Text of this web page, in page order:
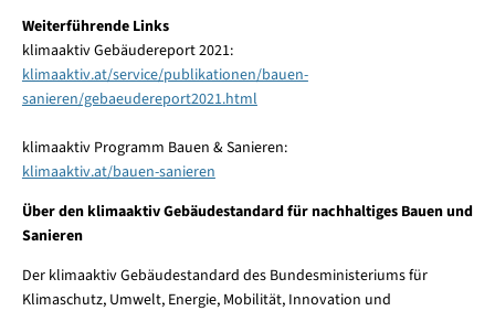
Weiterführende Links
klimaaktiv Gebäudereport 2021:
klimaaktiv.at/service/publikationen/bauen-
sanieren/gebaeudereport2021.html
klimaaktiv Programm Bauen & Sanieren:
klimaaktiv.at/bauen-sanieren
Über den klimaaktiv Gebäudestandard für nachhaltiges Bauen und
Sanieren
Der klimaaktiv Gebäudestandard des Bundesministeriums für
Klimaschutz, Umwelt, Energie, Mobilität, Innovation und